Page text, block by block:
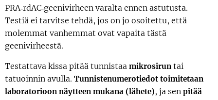
PRA‑rdAC‑geenivirheen varalta ennen astutusta.
Testiä ei tarvitse tehdä, jos on jo osoitettu, että
molemmat vanhemmat ovat vapaita tästä
geenivirheestä.
Testattava kissa pitää tunnistaa mikrosirun tai
tatuoinnin avulla. Tunnistenumerotiedot toimitetaan
laboratorioon näytteen mukana (lähete), ja sen pitää